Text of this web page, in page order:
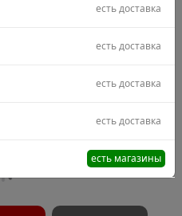
есть доставка
есть доставка
есть доставка
есть доставка
есть магазины